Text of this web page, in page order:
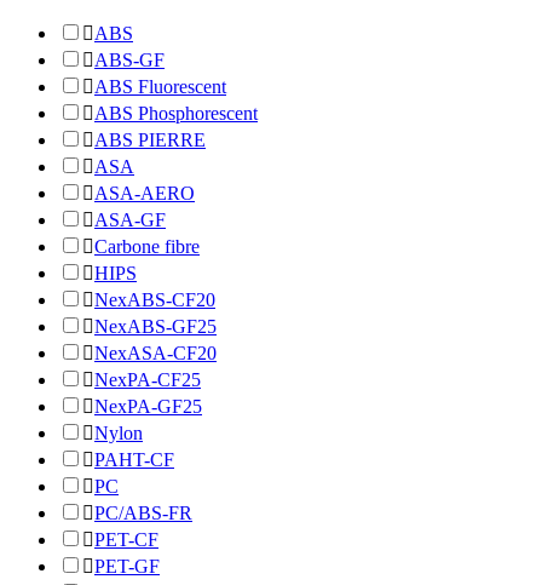
ABS
ABS-GF
ABS Fluorescent
ABS Phosphorescent
ABS PIERRE
ASA
ASA-AERO
ASA-GF
Carbone fibre
HIPS
NexABS-CF20
NexABS-GF25
NexASA-CF20
NexPA-CF25
NexPA-GF25
Nylon
PAHT-CF
PC
PC/ABS-FR
PET-CF
PET-GF